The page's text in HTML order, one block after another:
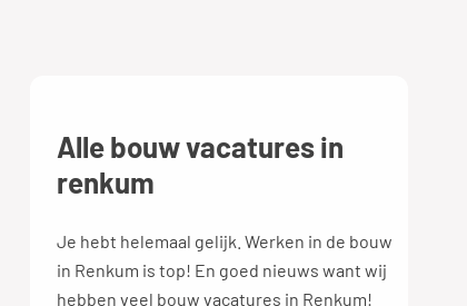
Alle bouw vacatures in
renkum
Je hebt helemaal gelijk. Werken in de bouw
in Renkum is top! En goed nieuws want wij
hebben veel bouw vacatures in Renkum!